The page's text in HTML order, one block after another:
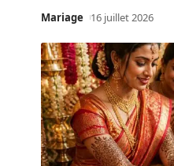
Mariage 16 juillet 2026